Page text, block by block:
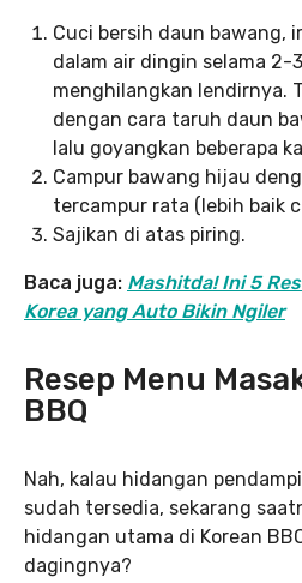
Cuci bersih daun bawang,
dalam air dingin selama
menghilangkan lendirnya.
dengan cara taruh daun
lalu goyangkan beberapa
Campur bawang hijau
tercampur rata (lebih baik
Sajikan di atas piring.
Baca juga: Mashitda! Ini 5
Korea yang Auto Bikin Ngiler
Resep Menu
BBQ
Nah, kalau hidangan
sudah tersedia, sekarang
hidangan utama di Korean
dagingnya?